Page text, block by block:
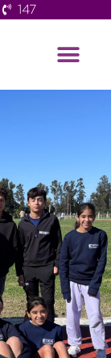
147